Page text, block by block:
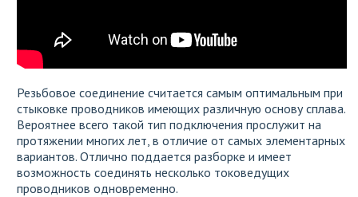
Резьбовое соединение считается самым оптимальным при
стыковке проводников имеющих различную основу сплава.
Вероятнее всего такой тип подключения прослужит на
протяжении многих лет, в отличие от самых элементарных
вариантов. Отлично поддается разборке и имеет
возможность соединять несколько токоведущих
проводников одновременно.